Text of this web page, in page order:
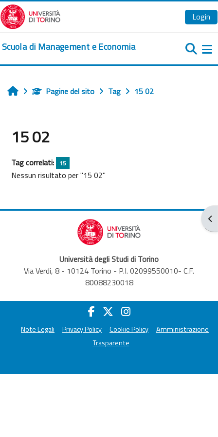
Vai al contenuto principale
Login
Scuola di Management e Economia
HomePagine del sito Tag 15 02
15 02
Tag correlati: 15
Nessun risultato per "15 02"
Università degli Studi di Torino
Via Verdi, 8 - 10124 Torino - P.I. 02099550010- C.F.
80088230018
Note Legali Privacy Policy Cookie Policy
Amministrazione
Trasparente